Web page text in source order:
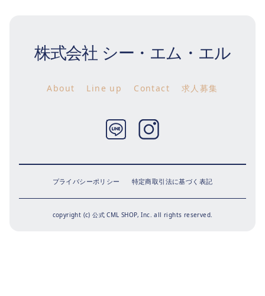
株式会社 シー・エム・エル
About Line up Contact 求人募集
プライバシーポリシー 特定商取引法に基づく表記
copyright (c) 公式 CML SHOP, Inc. all rights reserved.